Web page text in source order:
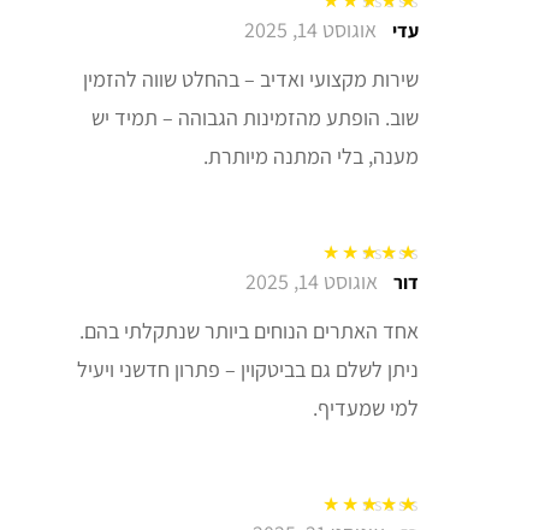
דורג5מתוך 5 עדי אוגוסט 14, 2025
שירות מקצועי ואדיב – בהחלט שווה להזמין
שוב. הופתע מהזמינות הגבוהה – תמיד יש
מענה, בלי המתנה מיותרת.
דורג5 מתוך 5 דור אוגוסט 14, 2025
אחד האתרים הנוחים ביותר שנתקלתי בהם.
ניתן לשלם גם בביטקוין – פתרון חדשני ויעיל
למי שמעדיף.